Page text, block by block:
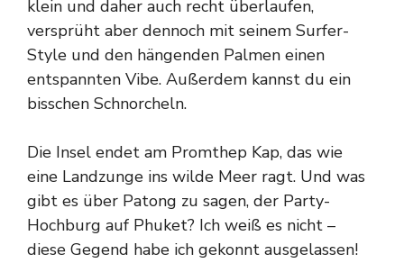
klein und daher auch recht überlaufen,
versprüht aber dennoch mit seinem Surfer-
Style und den hängenden Palmen einen
entspannten Vibe. Außerdem kannst du ein
bisschen Schnorcheln.
Die Insel endet am Promthep Kap, das wie
eine Landzunge ins wilde Meer ragt. Und was
gibt es über Patong zu sagen, der Party-
Hochburg auf Phuket? Ich weiß es nicht –
diese Gegend habe ich gekonnt ausgelassen!